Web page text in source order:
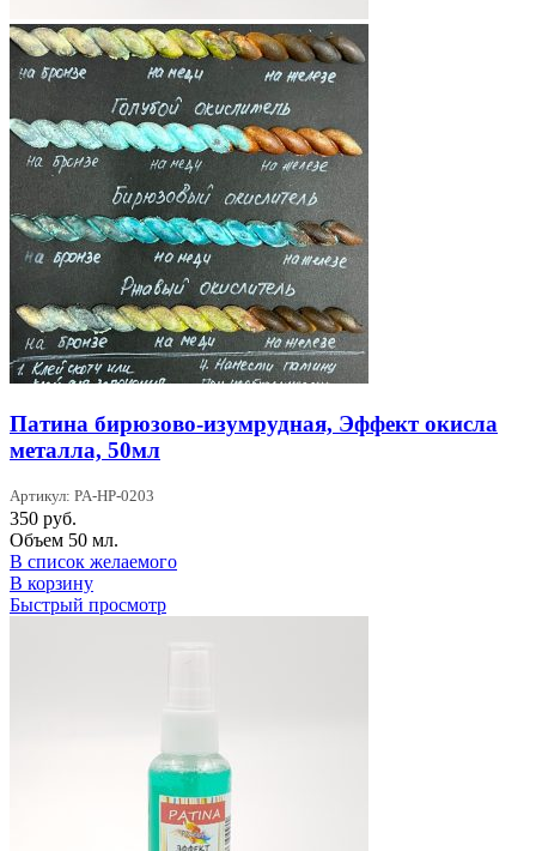
Патина бирюзово-изумрудная, Эффект окисла
металла, 50мл
Артикул: PA-HP-0203
350 руб.
Объем 50 мл.
В список желаемого
В корзину
Быстрый просмотр